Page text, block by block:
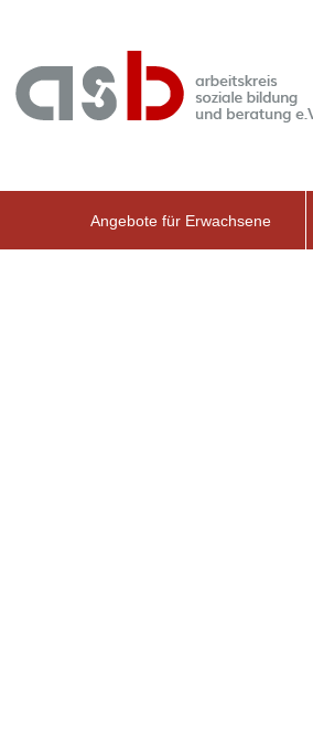
Angebote für Erwachsene